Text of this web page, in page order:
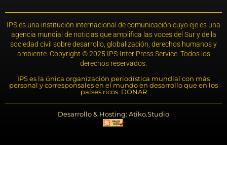
IPS es una institución internacional de comunicación cuyo eje es una
agencia mundial de noticias que amplifica las voces del Sur y de la
sociedad civil sobre desarrollo, globalización, derechos humanos y
ambiente. Copyright © 2025 IPS-Inter Press Service. Todos los
derechos reservados.
IPS es la única organización periodística mundial con más
personal y corresponsales en el mundo en desarrollo que en los
países ricos. DONAR
Desarrollo & Hosting: Atiko.Studio